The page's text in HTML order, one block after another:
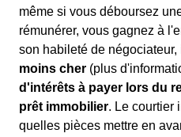
même si vous déboursez
rémunérer, vous gagnez à
son habileté de négociateur,
moins cher (plus
d'intérêts à payer lors du
prêt immobilier. Le courtier
quelles pièces mettre en